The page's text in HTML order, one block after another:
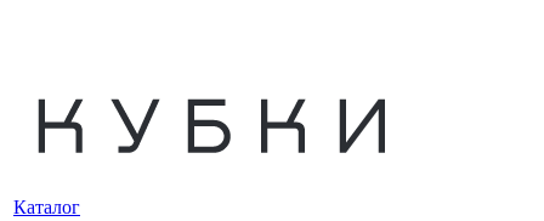
Каталог